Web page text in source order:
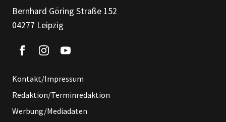
Bernhard Göring Straße 152
04277 Leipzig
Kontakt/Impressum
Redaktion/Terminredaktion
Werbung/Mediadaten